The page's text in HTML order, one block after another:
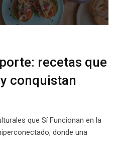
recetas que
conquistan
que Sí Funcionan en la
donde una